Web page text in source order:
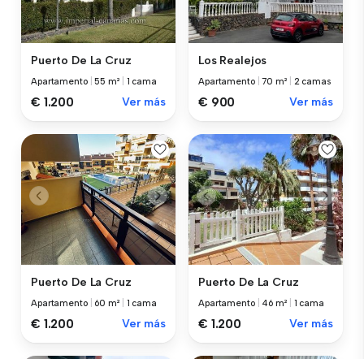
Puerto De La Cruz
Apartamento |55 m² 1 cama
€ 1.200 Ver más
Los Realejos
Apartamento |70 m² 2 camas
€ 900 Ver más
Puerto De La Cruz
Apartamento 60 m² 1 cama
€ 1.200 Ver más
Puerto De La Cruz
Apartamento 46 m² 1 cama
€ 1.200 Ver más